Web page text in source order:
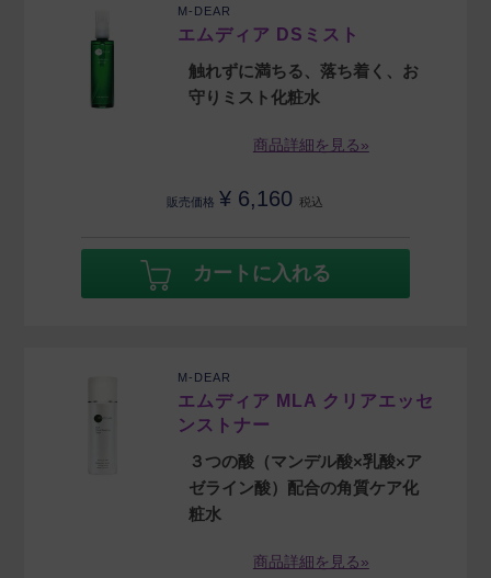
M-DEAR
エムディア DSミスト
触れずに満ちる、落ち着く、お
守りミスト化粧水
商品詳細を見る»
販売価格 ¥ 6,160 税込
カートに入れる
M-DEAR
エムディア MLA クリアエッセ
ンストナー
３つの酸（マンデル酸×乳酸×ア
ゼライン酸）配合の角質ケア化
粧水
商品詳細を見る»